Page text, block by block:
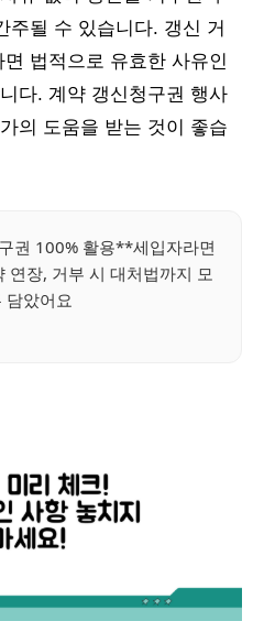
주될 수 있습니다. 갱신 거
법적으로 유효한 사유인
다. 계약 갱신청구권 행사
의 도움을 받는 것이 좋습
권 100% 활용**세입자라면
연장, 거부 시 대처법까지 모
담았어요